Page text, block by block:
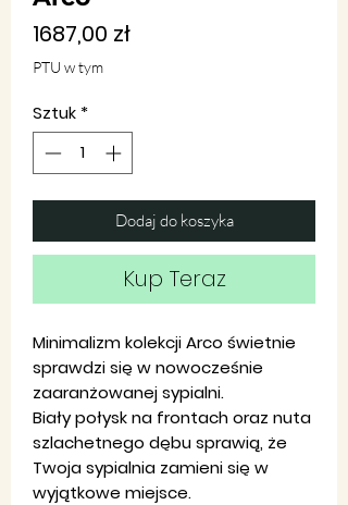
1687,00 złCena
PTU w tym
Sztuk *
Dodaj do koszyka
Kup Teraz
Minimalizm kolekcji Arco świetnie
sprawdzi się w nowocześnie
zaaranżowanej sypialni.
Biały połysk na frontach oraz nuta
szlachetnego dębu sprawią, że
Twoja sypialnia zamieni się w
wyjątkowe miejsce.